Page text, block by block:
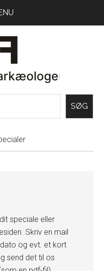
SØG
speciale eller
Skriv en mail
og evt. et kort
send det til os